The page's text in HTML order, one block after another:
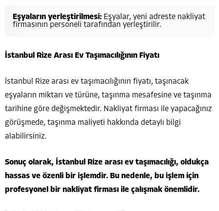
Eşyaların yerleştirilmesi: Eşyalar, yeni adreste nakliyat
firmasının personeli tarafından yerleştirilir.
İstanbul Rize Arası Ev Taşımacılığının Fiyatı
İstanbul Rize arası ev taşımacılığının fiyatı, taşınacak
eşyaların miktarı ve türüne, taşınma mesafesine ve taşınma
tarihine göre değişmektedir. Nakliyat firması ile yapacağınız
görüşmede, taşınma maliyeti hakkında detaylı bilgi
alabilirsiniz.
Sonuç olarak, İstanbul Rize arası ev taşımacılığı, oldukça
hassas ve özenli bir işlemdir. Bu nedenle, bu işlem için
profesyonel bir nakliyat firması ile çalışmak önemlidir.